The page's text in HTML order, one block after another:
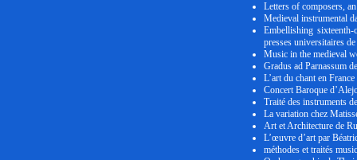
Letters of composers,
Medieval instrumental
Embellishing
presses universitaires
Music in the medieval
Gradus ad Parnassum
L’art du chant en
Concert Baroque
Traité des instruments
La variation chez
Art et Architecture de
L’œuvre d’art par
méthodes et traités